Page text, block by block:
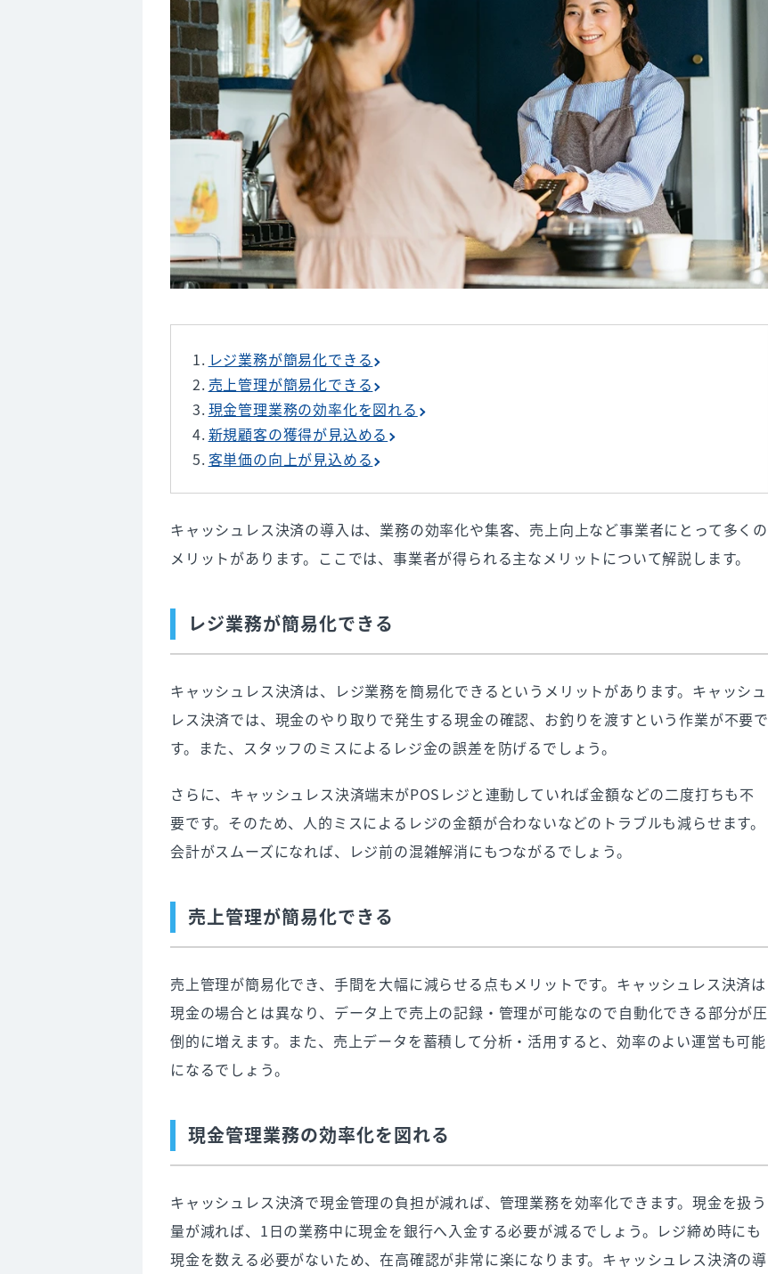
直接契約もしくは決済代行会社を選ぶ
申し込み
審査を受ける
サービス開始
8. キャッシュレス決済に関してよくあるQ&A
Q.なぜキャッシュレス決済が推奨されているのですか？
Q.クレジットカード決済の機械を導入するだけでよいでしょうか？
9. キャッシュレス決済は事業者・消費者にとってメリットがたくさん！
レジ業務が簡易化できる
売上管理が簡易化できる
現金管理業務の効率化を図れる
新規顧客の獲得が見込める
客単価の向上が見込める
キャッシュレス決済の導入は、業務の効率化や集客、売上向上など事業者にとって多くの
メリットがあります。ここでは、事業者が得られる主なメリットについて解説します。
レジ業務が簡易化できる
キャッシュレス決済は、レジ業務を簡易化できるというメリットがあります。キャッシュ
レス決済では、現金のやり取りで発生する現金の確認、お釣りを渡すという作業が不要で
す。また、スタッフのミスによるレジ金の誤差を防げるでしょう。
さらに、キャッシュレス決済端末がPOSレジと連動していれば金額などの二度打ちも不
要です。そのため、人的ミスによるレジの金額が合わないなどのトラブルも減らせます。
会計がスムーズになれば、レジ前の混雑解消にもつながるでしょう。
売上管理が簡易化できる
売上管理が簡易化でき、手間を大幅に減らせる点もメリットです。キャッシュレス決済は
現金の場合とは異なり、データ上で売上の記録・管理が可能なので自動化できる部分が圧
倒的に増えます。また、売上データを蓄積して分析・活用すると、効率のよい運営も可能
になるでしょう。
現金管理業務の効率化を図れる
キャッシュレス決済で現金管理の負担が減れば、管理業務を効率化できます。現金を扱う
量が減れば、1日の業務中に現金を銀行へ入金する必要が減るでしょう。レジ締め時にも
現金を数える必要がないため、在高確認が非常に楽になります。キャッシュレス決済の導